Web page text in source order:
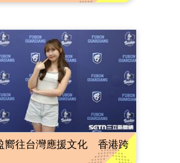
嚮往台灣應援文化 香港跨